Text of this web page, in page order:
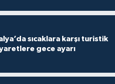
sıcaklara karşı turistik
gece ayarı